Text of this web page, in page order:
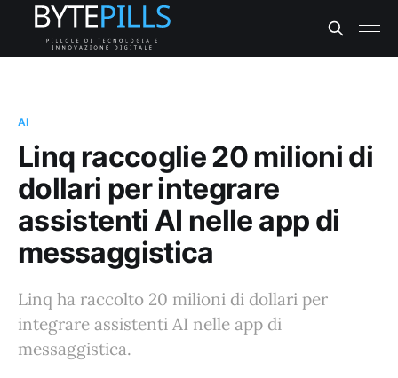
AI
Linq raccoglie 20 milioni di
dollari per integrare
assistenti AI nelle app di
messaggistica
Linq ha raccolto 20 milioni di dollari per
integrare assistenti AI nelle app di
messaggistica.